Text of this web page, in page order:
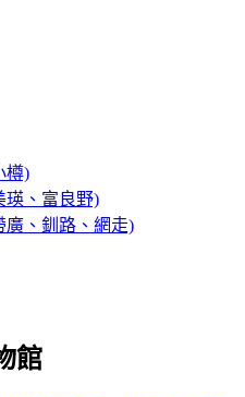
樽)
瑛、富良野)
廣、釧路、網走)
館